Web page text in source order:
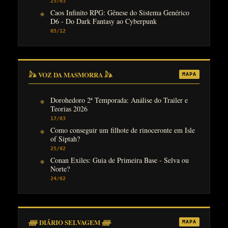
Caos Infinito RPG: Gênese do Sistema Genérico
D6 - Do Dark Fantasy ao Cyberpunk
05/12
𓃦 VOZ DA MASMORRA 𓃦 MAPA
Dorohedoro 2ª Temporada: Análise do Trailer e
Teorias 2026
17/03
Como conseguir um filhote de rinoceronte em Isle
of Siptah?
25/02
Conan Exiles: Guia de Primeira Base - Selva ou
Norte?
24/02
ᚏ DIÁRIO SELVAGEM ᚏ MAPA